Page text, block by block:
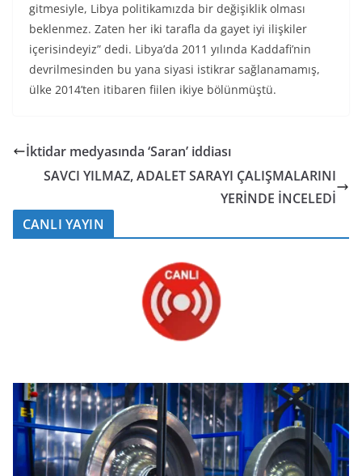
gitmesiyle, Libya politikamızda bir değişiklik olması
beklenmez. Zaten her iki tarafla da gayet iyi ilişkiler
içerisindeyiz” dedi. Libya’da 2011 yılında Kaddafi’nin
devrilmesinden bu yana siyasi istikrar sağlanamamış,
ülke 2014’ten itibaren fiilen ikiye bölünmüştü.
İktidar medyasında ‘Saran’ iddiası
SAVCI YILMAZ, ADALET SARAYI ÇALIŞMALARINI
YERİNDE İNCELEDİ
CANLI YAYIN